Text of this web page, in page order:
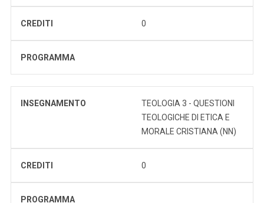
CREDITI 0
PROGRAMMA
INSEGNAMENTO
TEOLOGIA 3 - QUESTIONI
TEOLOGICHE DI ETICA E
MORALE CRISTIANA (NN)
CREDITI 0
PROGRAMMA